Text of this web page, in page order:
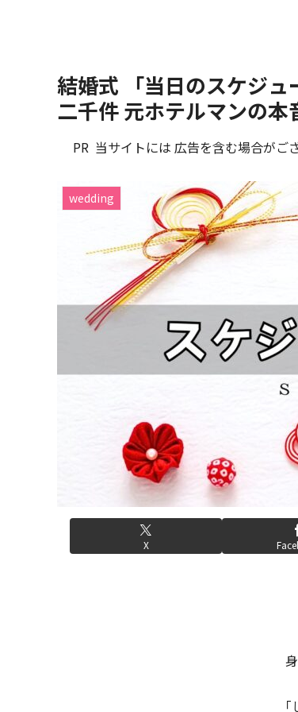
結婚式 「当日のスケジ
二千件 元ホテルマンの
PR 当サイトには 広告を含む場合がご
wedding
X